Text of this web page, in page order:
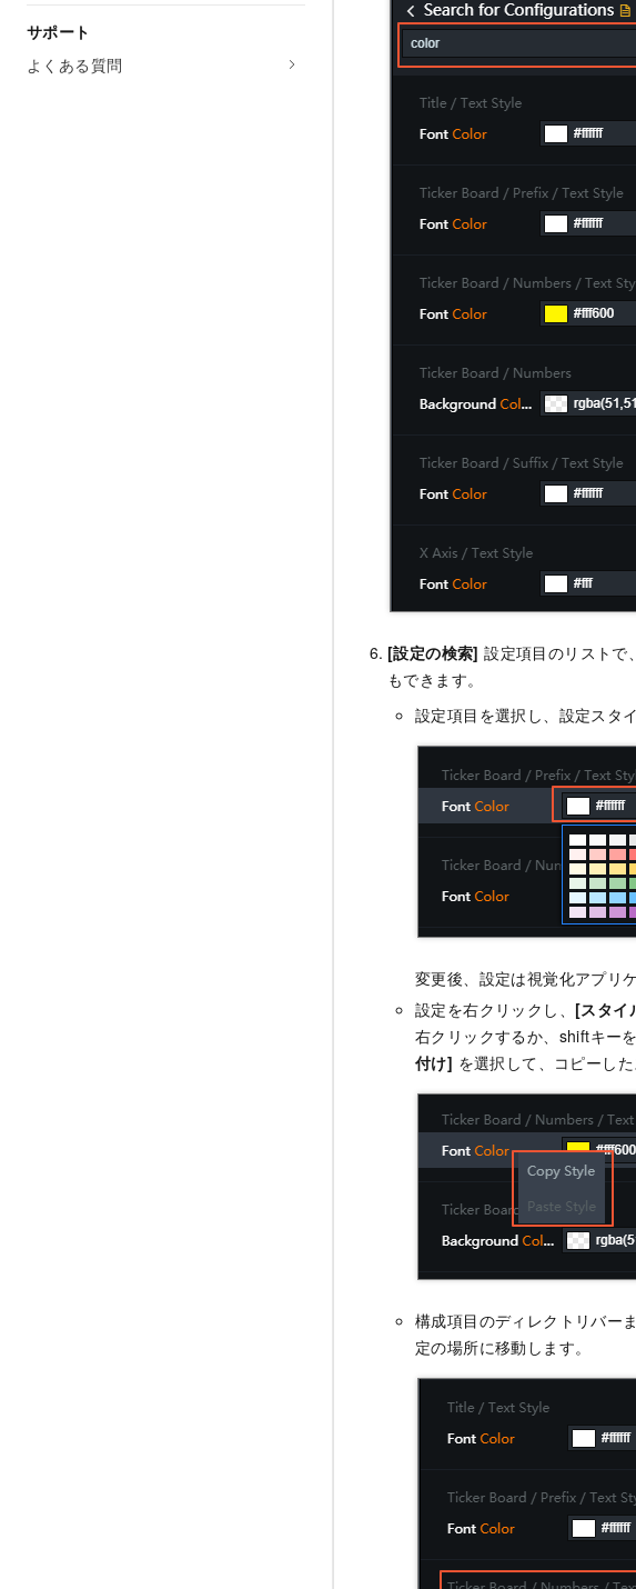
サポート
よくある質問
[設定の検索] 設定項目のリストで
もできます。
設定項目を選択し、設定スタ
変更後、設定は視覚化アプリ
設定を右クリックし、 [スタイ
右クリックするか、shiftキー
付け] を選択して、コピーし
構成項目のディレクトリバー
定の場所に移動します。